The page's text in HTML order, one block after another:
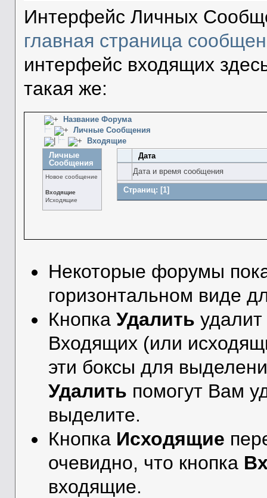
Интерфейс Личных
главная страница
интерфейс входящих
такая же:
Название Форума
Личные Сообщения
Входящие
Личные
Сообщения
Новое сообщение
Входящие
Исходящие
Дата
Дата и время сообщения
Страниц: [1]
Некоторые форумы
горизонтальном виде
КнопкаУдалить
Входящих (или
эти боксы для
Удалить помогут Вам
выделите.
Кнопка Исходящие
очевидно, что кнопка
входящие.